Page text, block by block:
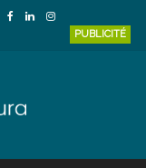
PUBLICITÉ